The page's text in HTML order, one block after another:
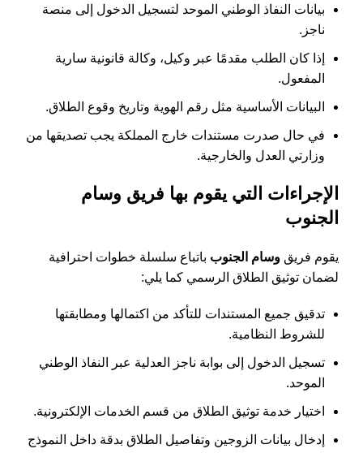
بيانات النفاذ الوطني الموحد لتسجيل الدخول إلى منصة
ناجز.
إذا كان الطلب مقدمًا عبر وكيل، وكالة قانونية سارية
المفعول.
البيانات الأساسية مثل رقم الهوية وتاريخ وقوع الطلاق.
في حال صدرت مستندات خارج المملكة يجب تصديقها من
وزارتي العدل والخارجية.
الإجراءات التي يقوم بها فريق وسام
الجنوب
يقوم فريق وسام الجنوب باتباع سلسلة خطوات احترافية
لضمان توثيق الطلاق الرسمي كما يلي:
تدقيق جميع المستندات للتأكد من اكتمالها ومطابقتها
للشروط النظامية.
تسجيل الدخول إلى بوابة ناجز العدلية عبر النفاذ الوطني
الموحد.
اختيار خدمة توثيق الطلاق من قسم الخدمات الإلكترونية.
إدخال بيانات الزوجين وتفاصيل الطلاق بدقة داخل النموذج